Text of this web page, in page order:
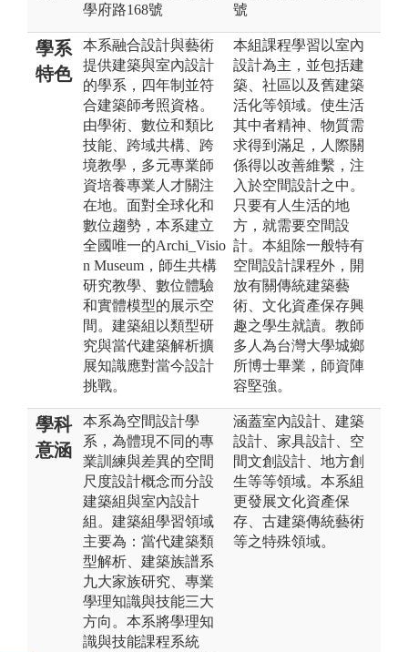
學府路168號
號
學系
特色
本系融合設計與藝術
提供建築與室內設計
的學系，四年制並符
合建築師考照資格。
由學術、數位和類比
技能、跨域共構、跨
境教學，多元專業師
資培養專業人才關注
在地。面對全球化和
數位趨勢，本系建立
全國唯一的Archi_Visio
n Museum，師生共構
研究教學、數位體驗
和實體模型的展示空
間。建築組以類型研
究與當代建築解析擴
展知識應對當今設計
挑戰。
本組課程學習以室內
設計為主，並包括建
築、社區以及舊建築
活化等領域。使生活
其中者精神、物質需
求得到滿足，人際關
係得以改善維繫，注
入於空間設計之中。
只要有人生活的地
方，就需要空間設
計。本組除一般特有
空間設計課程外，開
放有關傳統建築藝
術、文化資產保存興
趣之學生就讀。教師
多人為台灣大學城鄉
所博士畢業，師資陣
容堅強。
學科
意涵
本系為空間設計學
系，為體現不同的專
業訓練與差異的空間
尺度設計概念而分設
建築組與室內設計
組。建築組學習領域
主要為：當代建築類
型解析、建築族譜系
九大家族研究、專業
學理知識與技能三大
方向。本系將學理知
識與技能課程系統
涵蓋室內設計、建築
設計、家具設計、空
間文創設計、地方創
生等等領域。本系組
更發展文化資產保
存、古建築傳統藝術
等之特殊領域。